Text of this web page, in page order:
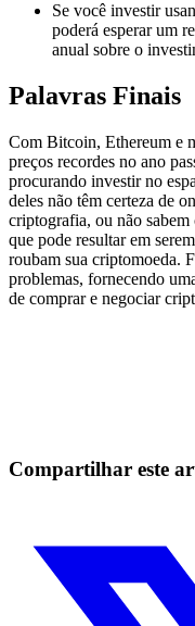
Se você investir
poderá esperar um
anual sobre o
Palavras Finais
Com Bitcoin, Ethereum e
preços recordes no ano
procurando investir no
deles não têm certeza de
criptografia, ou não
que pode resultar em
roubam sua criptomoeda.
problemas, fornecendo
de comprar e negociar
Compartilhar este